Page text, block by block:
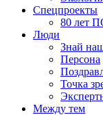
Спецпроекты
80 лет
Люди
Знай
Персона
Точка
Между тем